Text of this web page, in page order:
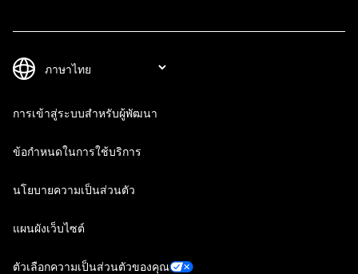
การเข้าสู่ระบบสำหรับผู้พัฒนา
ข้อกำหนดในการใช้บริการ
นโยบายความเป็นส่วนตัว
แผนผังเว็บไซต์
ตัวเลือกความเป็นส่วนตัวของคุณ